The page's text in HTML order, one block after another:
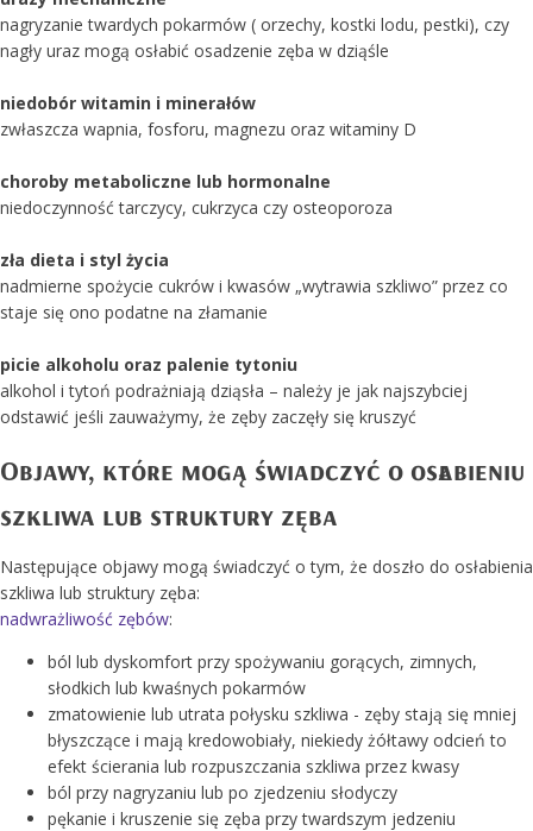
nagryzanie twardych pokarmów ( orzechy, kostki lodu, pestki), czy
nagły uraz mogą osłabić osadzenie zęba w dziąśle
niedobór witamin i minerałów
zwłaszcza wapnia, fosforu, magnezu oraz witaminy D
choroby metaboliczne lub hormonalne
niedoczynność tarczycy, cukrzyca czy osteoporoza
zła dieta i styl życia
nadmierne spożycie cukrów i kwasów „wytrawia szkliwo” przez co
staje się ono podatne na złamanie
picie alkoholu oraz palenie tytoniu
alkohol i tytoń podrażniają dziąsła – należy je jak najszybciej
odstawić jeśli zauważymy, że zęby zaczęły się kruszyć
Objawy, które mogą świadczyć o osłabieniu
szkliwa lub struktury zęba
Następujące objawy mogą świadczyć o tym, że doszło do osłabienia
szkliwa lub struktury zęba:
nadwrażliwość zębów:
ból lub dyskomfort przy spożywaniu gorących, zimnych,
słodkich lub kwaśnych pokarmów
zmatowienie lub utrata połysku szkliwa - zęby stają się mniej
błyszczące i mają kredowobiały, niekiedy żółtawy odcień to
efekt ścierania lub rozpuszczania szkliwa przez kwasy
ból przy nagryzaniu lub po zjedzeniu słodyczy
pękanie i kruszenie się zęba przy twardszym jedzeniu